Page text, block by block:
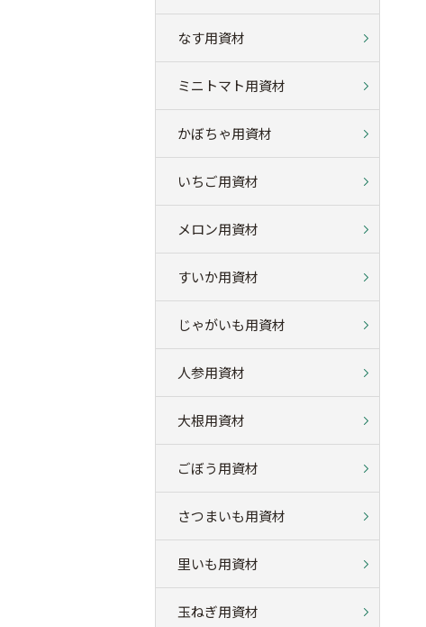
なす用資材
ミニトマト用資材
かぼちゃ用資材
いちご用資材
メロン用資材
すいか用資材
じゃがいも用資材
人参用資材
大根用資材
ごぼう用資材
さつまいも用資材
里いも用資材
玉ねぎ用資材